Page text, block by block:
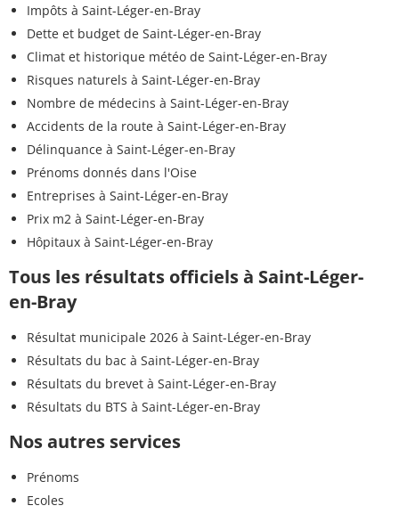
Impôts à Saint-Léger-en-Bray
Dette et budget de Saint-Léger-en-Bray
Climat et historique météo de Saint-Léger-en-Bray
Risques naturels à Saint-Léger-en-Bray
Nombre de médecins à Saint-Léger-en-Bray
Accidents de la route à Saint-Léger-en-Bray
Délinquance à Saint-Léger-en-Bray
Prénoms donnés dans l'Oise
Entreprises à Saint-Léger-en-Bray
Prix m2 à Saint-Léger-en-Bray
Hôpitaux à Saint-Léger-en-Bray
Tous les résultats officiels à Saint-Léger-
en-Bray
Résultat municipale 2026 à Saint-Léger-en-Bray
Résultats du bac à Saint-Léger-en-Bray
Résultats du brevet à Saint-Léger-en-Bray
Résultats du BTS à Saint-Léger-en-Bray
Nos autres services
Prénoms
Ecoles